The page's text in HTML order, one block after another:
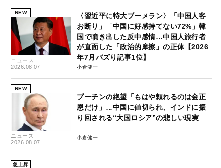
NEW
ニュース
2026.08.07
〈習近平に特大ブーメラン〉「中国人客
お断り」「中国に好感持てない72%」韓
国で噴き出した反中感情…中国人旅行者
が直面した「政治的摩擦」の正体【2026
年7月バズり記事1位】
小倉健一
NEW
ニュース
2026.08.07
プーチンの絶望「もはや頼れるのは金正
恩だけ」…中国に値切られ、インドに振
り回される“大国ロシア”の悲しい現実
小倉健一
急上昇